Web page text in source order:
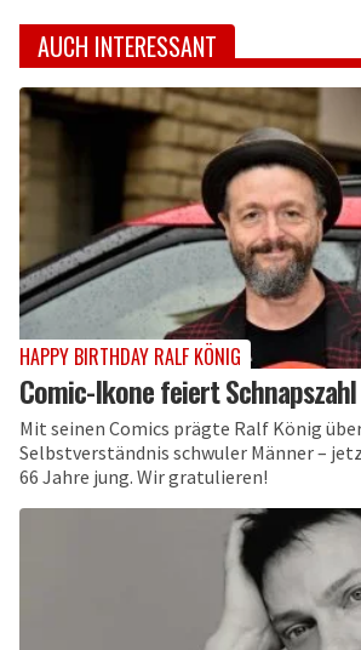
AUCH INTERESSANT
HAPPY BIRTHDAY RALF KÖNIG
Comic-Ikone feiert Schnapszahl
Mit seinen Comics prägte Ralf König
Selbstverständnis schwuler Männer –
66 Jahre jung. Wir gratulieren!